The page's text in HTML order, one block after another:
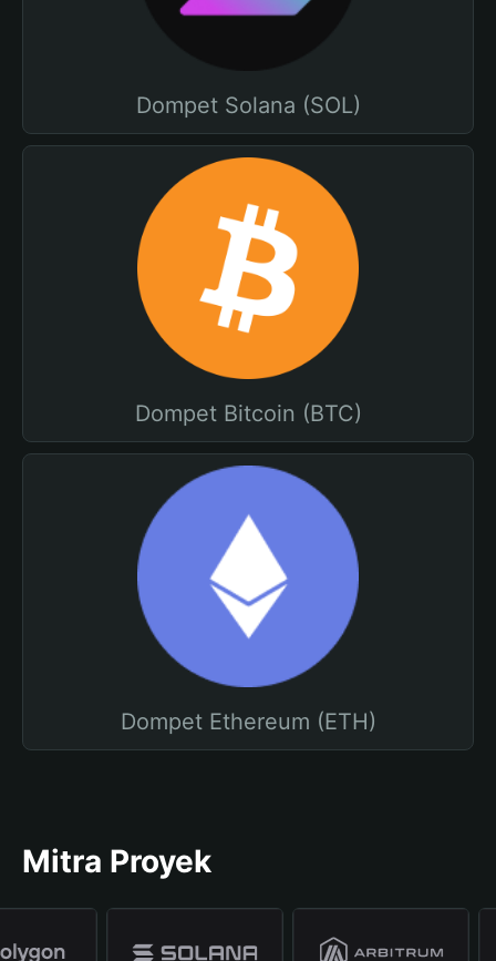
Dompet Solana (SOL)
Dompet Bitcoin (BTC)
Dompet Ethereum (ETH)
Mitra Proyek